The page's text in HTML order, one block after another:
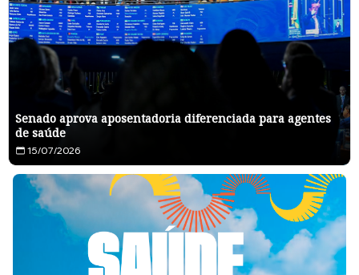
Senado aprova aposentadoria diferenciada para agentes
de saúde
15/07/2026